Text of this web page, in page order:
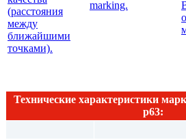
Технические характеристики
p63: